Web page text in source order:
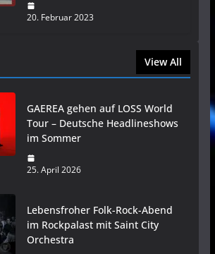
20. Februar 2023
View All
GAEREA gehen auf LOSS World
Tour – Deutsche Headlineshows
im Sommer
25. April 2026
Lebensfroher Folk-Rock-Abend
im Rockpalast mit Saint City
Orchestra